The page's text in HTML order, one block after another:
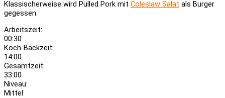
Klassischerweise wird Pulled Pork mit Coleslaw Salat als Burger
gegessen.
Arbeitszeit:
00:30
Koch-Backzeit:
14:00
Gesamtzeit:
33:00
Niveau:
Mittel